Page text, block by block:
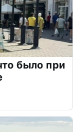
было при